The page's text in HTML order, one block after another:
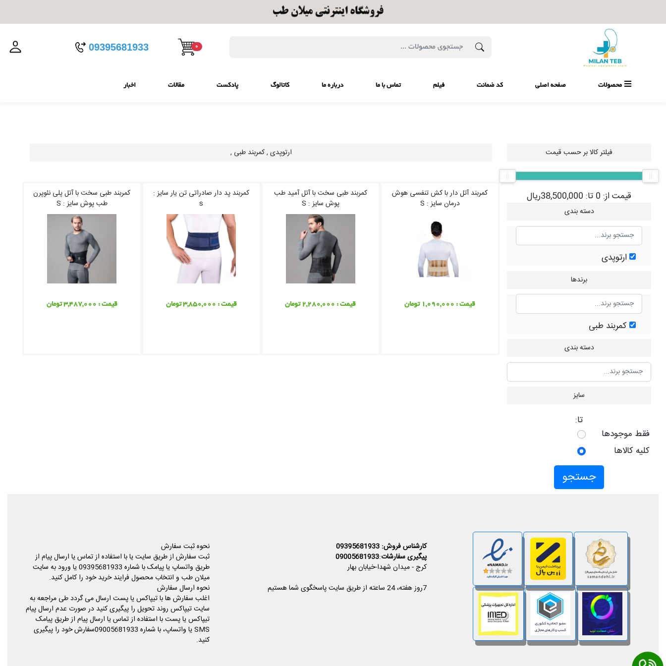
09395681933 0
محصولات صفحه اصلی کد ضمانت فیلم تماس با ما درباره ما کاتالوگ پادکست مقالات اخبار
فیلتر کالا بر حسب قیمت
قیمت از: 0 تا: 38,500,000ریال
دسته بندی
ارتوپدی
برندها
کمربند طبی
دسته بندی
سایز
تا:
فقط موجودها
کلیه کالاها
جستجو
ارتوپدی , کمربند طبی ,
کمربند آتل دار با کش تنفسی هوش
درمان سایز : S
قیمت : 1,090,000 تومان
کمربند طبی سخت با آتل آمید طب
پوش سایز : S
قیمت : 2,280,000 تومان
کمربند پد دار صادراتی تن یار سایز :
s
قیمت : 3,850,000 تومان
کمربند طبی سخت با آتل پلی نئوپرن
طب پوش سایز : S
قیمت : 3,487,000 تومان
کارشناس فروش: 09395681933
پیگیری سفارشات:
09005681933
کرج - میدان شهدا-خیابان بهار
7روز هفته، 24 ساعته از طریق سایت پاسخگوی شما هستیم
نحوه ثبت سفارش
ثبت سفارش از طریق سایت یا با استفاده از تماس یا ارسال پیام از
طریق واتساپ یا پیامک با شماره 09395681933 یا ورود به سایت
میلان طب و انتخاب محصول فرایند خرید خود را کامل کنید.
نحوه ارسال سفارش
اغلب سفارش ها با تیپاکس یا پست ارسال می گردد طی مراجعه به
سایت تیپاکس روند تحویل را پیگیری کنید در صورت عدم ارسال پیام
تیپاکس یا پست با استفاده از تماس یا ارسال پیام از طریق پیامک
SMS یا واتساپ، با شماره 09005681933سفارش خود را پیگیری
کنید.